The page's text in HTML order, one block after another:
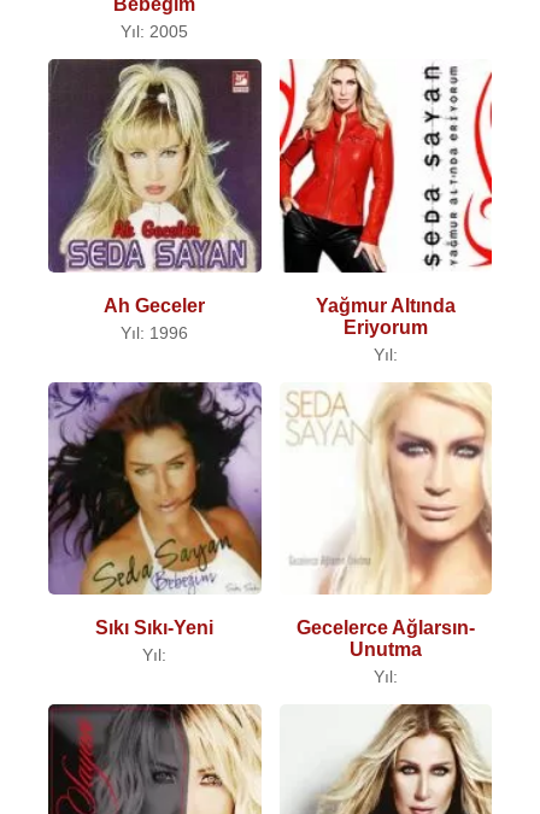
Bebeğim
Yıl: 2005
Ah Geceler
Yıl: 1996
Yağmur Altında
Eriyorum
Yıl:
Sıkı Sıkı-Yeni
Yıl:
Gecelerce Ağlarsın-
Unutma
Yıl: